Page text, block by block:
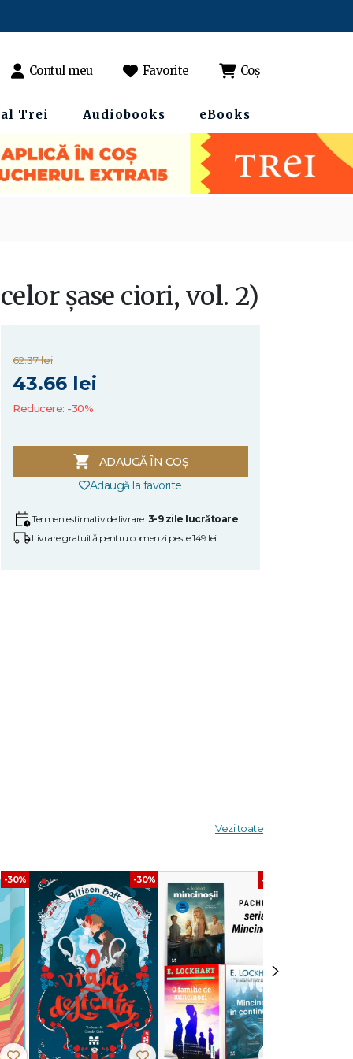
Contul meu Favorite Coș
Trei Audiobooks eBooks
șase ciori, vol. 2)
62.37 lei
43.66 lei
Reducere: -30%
ADAUGĂ ÎN COȘ
Adaugă la favorite
Termen estimativ de livrare: 3-9 zile lucrătoare
Livrare gratuită pentru comenzi peste 149 lei
Vezi toate
-30% -30% -40%
›